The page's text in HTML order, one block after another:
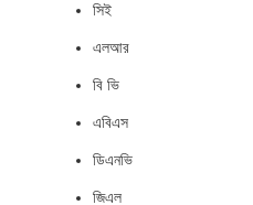
সিই
এলআর
বি ভি
এবিএস
ডিএনভি
জিএল